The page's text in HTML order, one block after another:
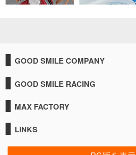
GOOD SMILE COMPANY
GOOD SMILE RACING
MAX FACTORY
LINKS